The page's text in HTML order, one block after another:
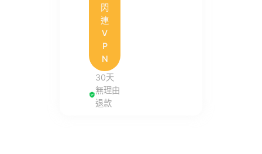
閃
連
V
P
N
30天
無理由
退款